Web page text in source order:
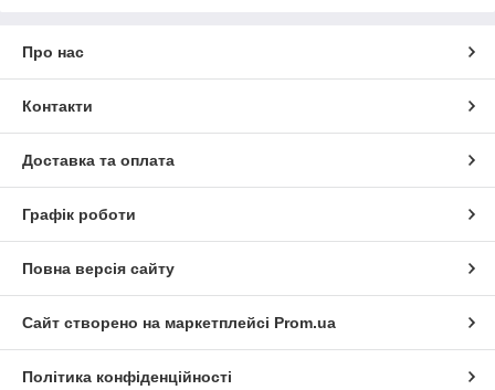
Про нас
Контакти
Доставка та оплата
Графік роботи
Повна версія сайту
Сайт створено на маркетплейсі Prom.ua
Політика конфіденційності